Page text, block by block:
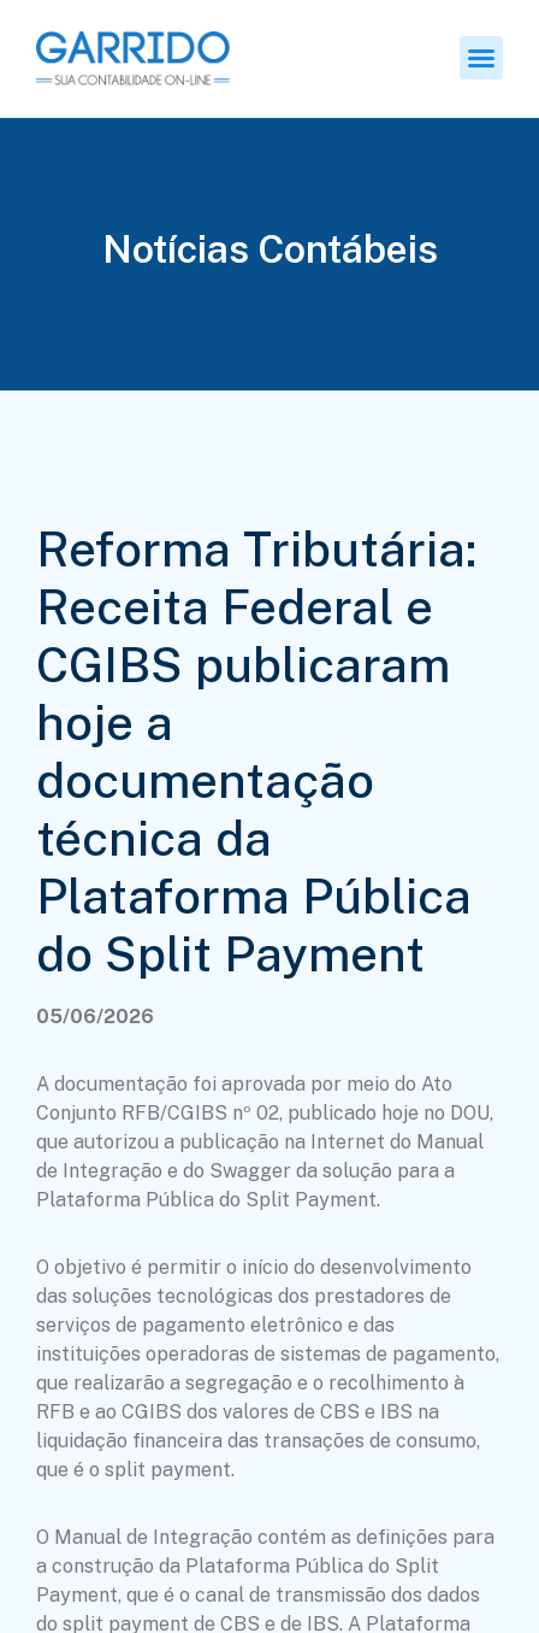
Notícias Contábeis
Reforma Tributária:
Receita Federal e
CGIBS publicaram
hoje a
documentação
técnica da
Plataforma Pública
do Split Payment
05/06/2026
A documentação foi aprovada por meio do Ato
Conjunto RFB/CGIBS nº 02, publicado hoje no DOU,
que autorizou a publicação na Internet do Manual
de Integração e do Swagger da solução para a
Plataforma Pública do Split Payment.
O objetivo é permitir o início do desenvolvimento
das soluções tecnológicas dos prestadores de
serviços de pagamento eletrônico e das
instituições operadoras de sistemas de pagamento,
que realizarão a segregação e o recolhimento à
RFB e ao CGIBS dos valores de CBS e IBS na
liquidação financeira das transações de consumo,
que é o split payment.
O Manual de Integração contém as definições para
a construção da Plataforma Pública do Split
Payment, que é o canal de transmissão dos dados
do split payment de CBS e de IBS. A Plataforma